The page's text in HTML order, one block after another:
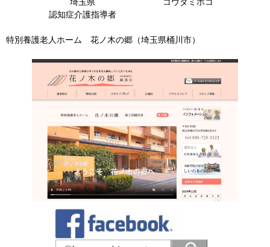
認知症介護指導者
特別養護老人ホーム 花ノ木の郷（埼玉県桶川市）